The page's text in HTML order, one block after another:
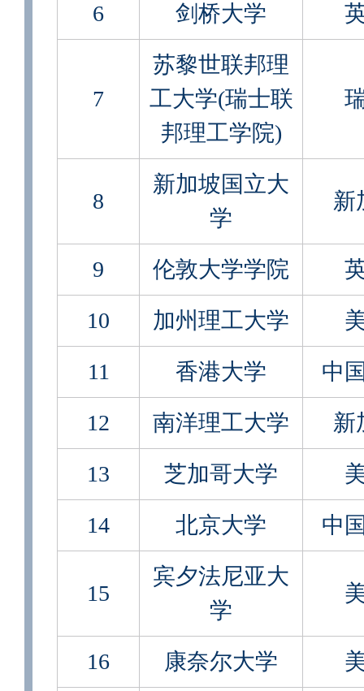
6 剑桥大学
7
苏黎世联邦理
工大学(瑞士联
邦理工学院)
8
新加坡国立大
学
新
9 伦敦大学学院
10 加州理工大学
11 香港大学 中
12 南洋理工大学 新
13 芝加哥大学
14 北京大学 中
15
宾夕法尼亚大
学
16 康奈尔大学